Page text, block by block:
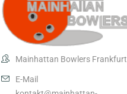
Mainhattan Bowlers Frankfurt
E-Mail